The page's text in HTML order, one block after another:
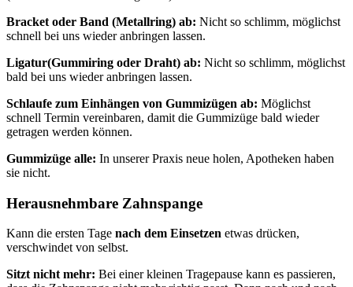
Bracket oder Band (Metallring) ab: Nicht so schlimm, möglichst
schnell bei uns wieder anbringen lassen.
Ligatur(Gummiring oder Draht) ab: Nicht so schlimm, möglichst
bald bei uns wieder anbringen lassen.
Schlaufe zum Einhängen von Gummizügen ab: Möglichst
schnell Termin vereinbaren, damit die Gummizüge bald wieder
getragen werden können.
Gummizüge alle: In unserer Praxis neue holen, Apotheken haben
sie nicht.
Herausnehmbare Zahnspange
Kann die ersten Tage nach dem Einsetzen etwas drücken,
verschwindet von selbst.
Sitzt nicht mehr: Bei einer kleinen Tragepause kann es passieren,